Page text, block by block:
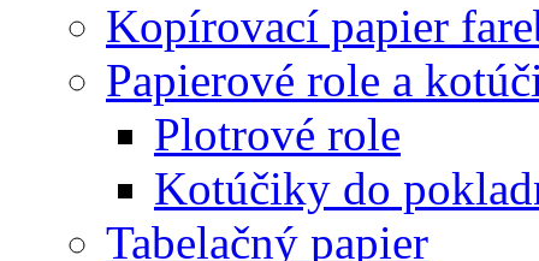
Kopírovací papier
Papierové role a
Plotrové role
Kotúčiky do
Tabelačný papier